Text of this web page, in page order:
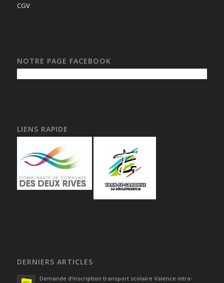
CGV
NOTRE PAGE FACEBOOK
LIENS RAPIDE
DERNIERS ARTICLES
Demande d’inscription transport scolaire Valence intra-